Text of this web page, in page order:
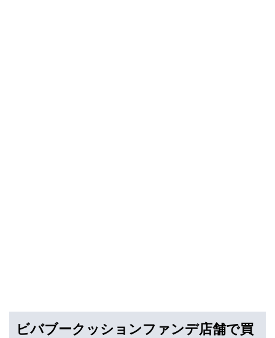
ビバブークッションファンデ店舗で買